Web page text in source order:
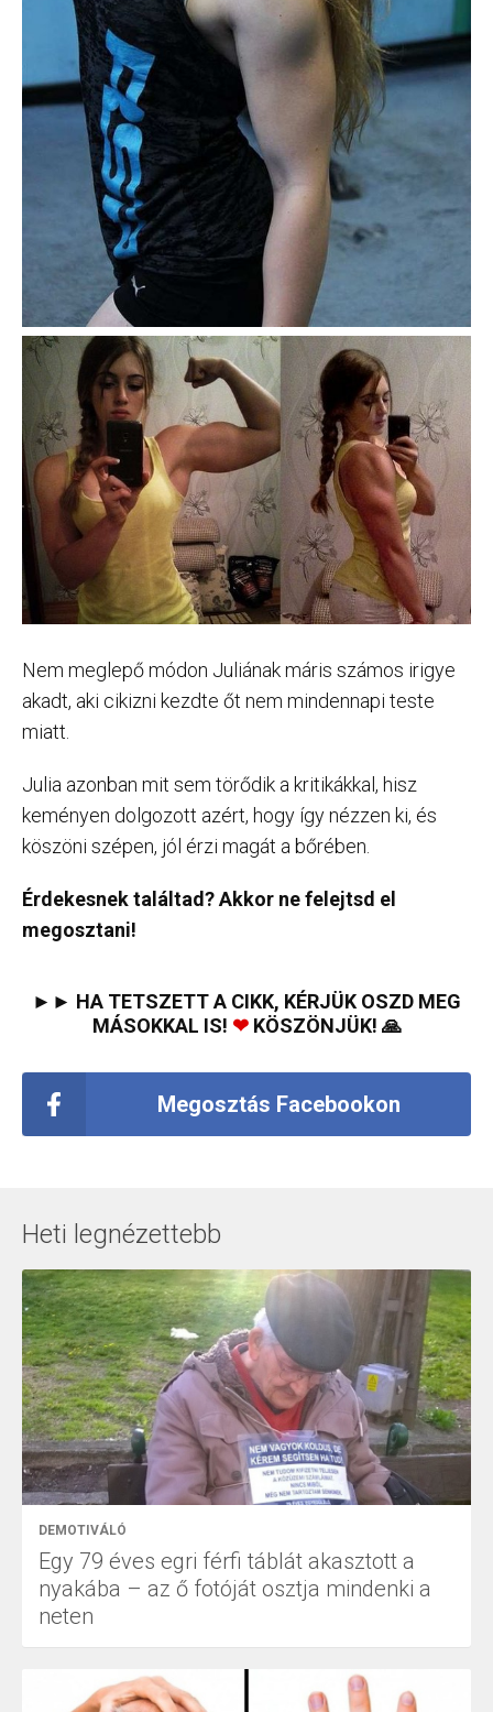
Nem meglepő módon Juliának máris számos irigye
akadt, aki cikizni kezdte őt nem mindennapi teste
miatt.
Julia azonban mit sem törődik a kritikákkal, hisz
keményen dolgozott azért, hogy így nézzen ki, és
köszöni szépen, jól érzi magát a bőrében.
Érdekesnek találtad? Akkor ne felejtsd el
megosztani!
►► HA TETSZETT A CIKK, KÉRJÜK OSZD MEG
MÁSOKKAL IS! ❤KÖSZÖNJÜK! 🙏
Megosztás Facebookon
Heti legnézettebb
DEMOTIVÁLÓ
Egy 79 éves egri férfi táblát akasztott a
nyakába – az ő fotóját osztja mindenki a
neten